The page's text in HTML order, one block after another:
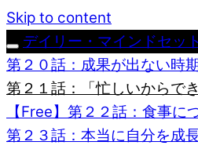
Skip to content
デイリー・マインドセット
第２０話：成果が出ない時
第２１話：「忙しいからで
【Free】第２２話：食事に
第２３話：本当に自分を成